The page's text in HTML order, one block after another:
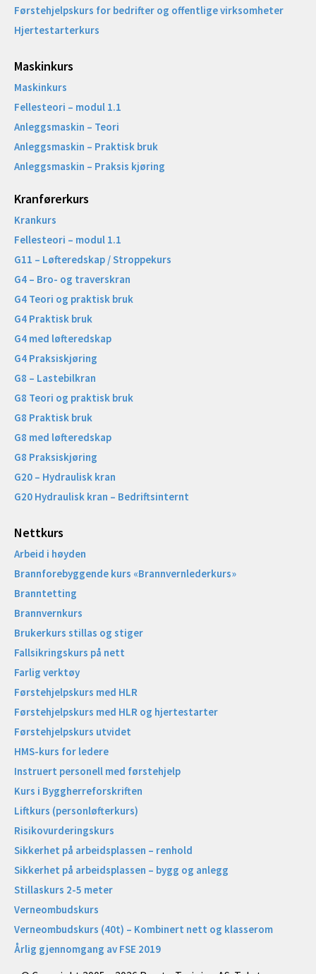
Førstehjelpskurs for bedrifter og offentlige virksomheter
Hjertestarterkurs
Maskinkurs
Maskinkurs
Fellesteori – modul 1.1
Anleggsmaskin – Teori
Anleggsmaskin – Praktisk bruk
Anleggsmaskin – Praksis kjøring
Kranførerkurs
Krankurs
Fellesteori – modul 1.1
G11 – Løfteredskap / Stroppekurs
G4 – Bro- og traverskran
G4 Teori og praktisk bruk
G4 Praktisk bruk
G4 med løfteredskap
G4 Praksiskjøring
G8 – Lastebilkran
G8 Teori og praktisk bruk
G8 Praktisk bruk
G8 med løfteredskap
G8 Praksiskjøring
G20 – Hydraulisk kran
G20 Hydraulisk kran – Bedriftsinternt
Nettkurs
Arbeid i høyden
Brannforebyggende kurs «Brannvernlederkurs»
Branntetting
Brannvernkurs
Brukerkurs stillas og stiger
Fallsikringskurs på nett
Farlig verktøy
Førstehjelpskurs med HLR
Førstehjelpskurs med HLR og hjertestarter
Førstehjelpskurs utvidet
HMS-kurs for ledere
Instruert personell med førstehjelp
Kurs i Byggherreforskriften
Liftkurs (personløfterkurs)
Risikovurderingskurs
Sikkerhet på arbeidsplassen – renhold
Sikkerhet på arbeidsplassen – bygg og anlegg
Stillaskurs 2-5 meter
Verneombudskurs
Verneombudskurs (40t) – Kombinert nett og klasserom
Årlig gjennomgang av FSE 2019